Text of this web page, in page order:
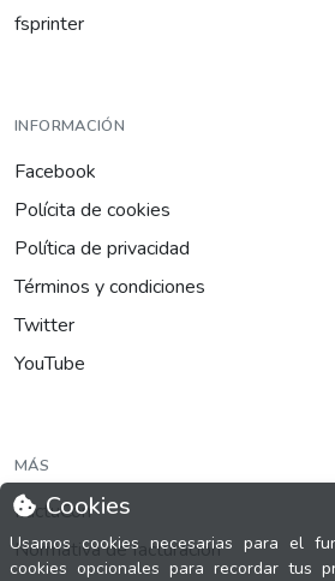
Cookies
Usamos cookies necesarias para el
cookies opcionales para recordar tus
fsprinter
INFORMACIÓN
Facebook
Polícita de cookies
Política de privacidad
Términos y condiciones
Twitter
YouTube
MÁS
FactuCon
Normativa de facturación